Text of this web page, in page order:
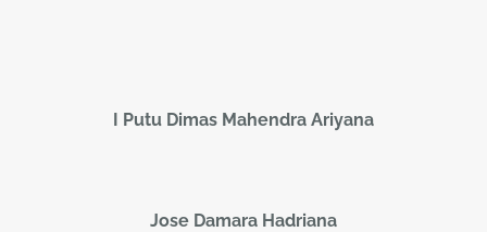
I Putu Dimas Mahendra Ariyana
Jose Damara Hadriana